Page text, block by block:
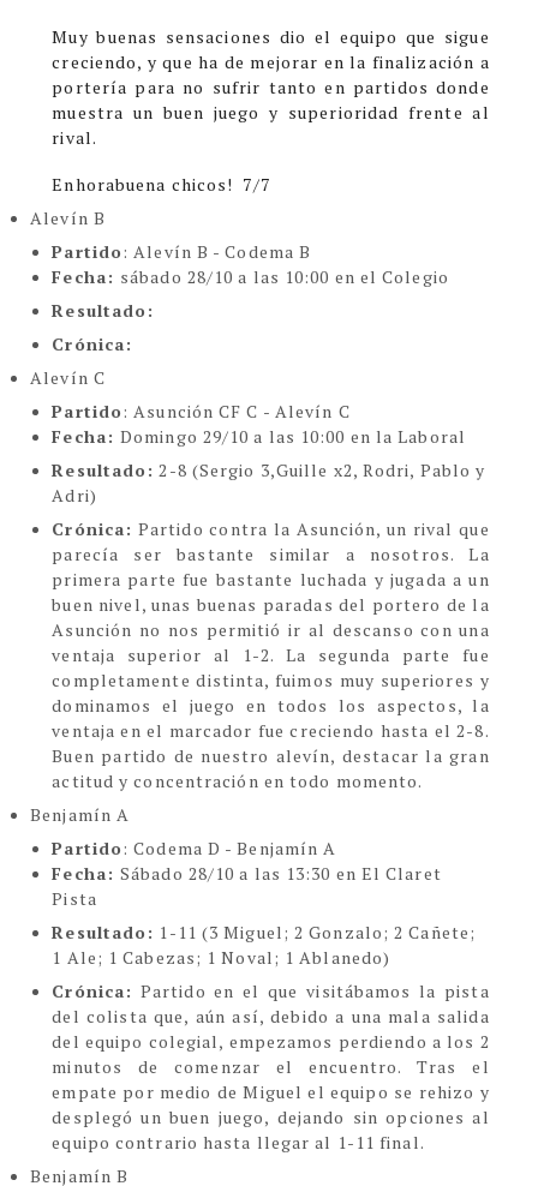
Muy buenas sensaciones dio el equipo que sigue
creciendo, y que ha de mejorar en la finalización a
portería para no sufrir tanto en partidos donde
muestra un buen juego y superioridad frente al
rival.
Enhorabuena chicos! 7/7
Alevín B
Partido: Alevín B - Codema B
Fecha: sábado 28/10 a las 10:00 en el Colegio
Resultado:
Crónica:
Alevín C
Partido: Asunción CF C - Alevín C
Fecha:Domingo 29/10 a las 10:00 en la Laboral
Resultado: 2-8 (Sergio 3,Guille x2, Rodri, Pablo y
Adri)
Crónica: Partido contra la Asunción, un rival que
parecía ser bastante similar a nosotros. La
primera parte fue bastante luchada y jugada a un
buen nivel, unas buenas paradas del portero de la
Asunción no nos permitió ir al descanso con una
ventaja superior al 1-2. La segunda parte fue
completamente distinta, fuimos muy superiores y
dominamos el juego en todos los aspectos, la
ventaja en el marcador fue creciendo hasta el 2-8.
Buen partido de nuestro alevín, destacar la gran
actitud y concentración en todo momento.
Benjamín A
Partido: Codema D - Benjamín A
Fecha:Sábado 28/10 a las 13:30 en El Claret
Pista
Resultado: 1-11 (3 Miguel; 2 Gonzalo; 2 Cañete;
1 Ale; 1 Cabezas; 1 Noval; 1 Ablanedo)
Crónica: Partido en el que visitábamos la pista
del colista que, aún así, debido a una mala salida
del equipo colegial, empezamos perdiendo a los 2
minutos de comenzar el encuentro. Tras el
empate por medio de Miguel el equipo se rehizo y
desplegó un buen juego, dejando sin opciones al
equipo contrario hasta llegar al 1-11 final.
Benjamín B